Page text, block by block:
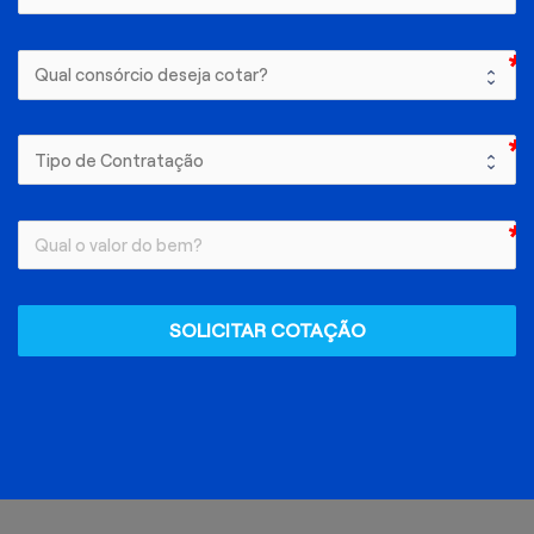
SOLICITAR COTAÇÃO